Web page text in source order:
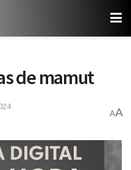
de mamut
AA